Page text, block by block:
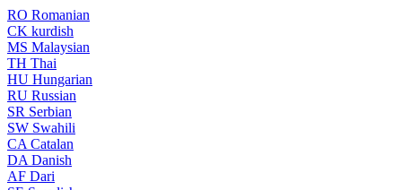
RO Romanian
CK kurdish
MS Malaysian
TH Thai
HU Hungarian
RU Russian
SR Serbian
SW Swahili
CA Catalan
DA Danish
AF Dari